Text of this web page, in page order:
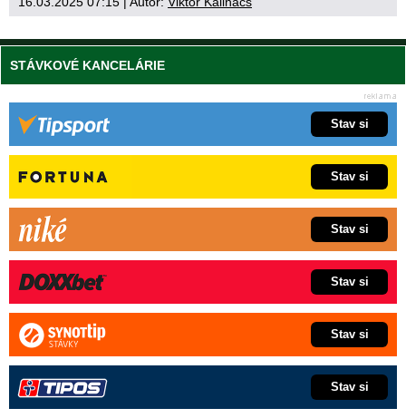
STÁVKOVÉ KANCELÁRIE
Stav si
Stav si
Stav si
Stav si
Stav si
Stav si